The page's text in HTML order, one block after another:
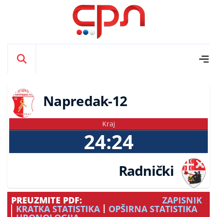
Napredak-12
Kraj
24:24
Radnički
PREUZMITE PDF: ZAPISNIK
KRATKA STATISTIKA OPŠIRNA STATISTIKA